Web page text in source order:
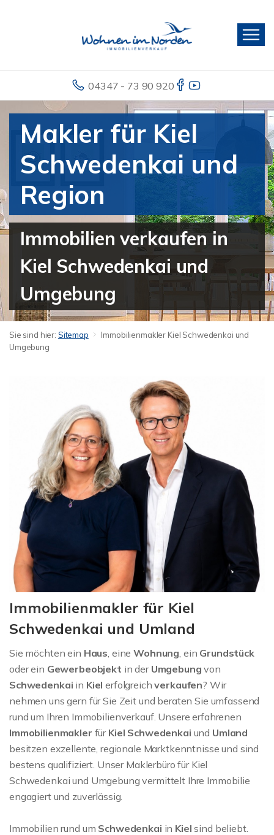
04347 - 73 90 920
Makler für Kiel
Schwedenkai und
Region
Immobilien verkaufen in
Kiel Schwedenkai und
Umgebung
Sie sind hier: Sitemap
Immobilienmakler Kiel Schwedenkai und
Umgebung
Immobilienmakler für Kiel
Schwedenkai und Umland
Sie möchten ein Haus , eineWohnung , ein Grundstück
oder ein Gewerbeobjekt in der Umgebungvon
Schwedenkai in Kielerfolgreichverkaufen? Wir
nehmen uns gern für Sie Zeit und beraten Sie umfassend
rund um Ihren Immobilienverkauf. Unsere erfahrenen
Immobilienmakler für Kiel Schwedenkai und Umland
besitzen exzellente, regionale Marktkenntnisse und sind
bestens qualifiziert. Unser Maklerbüro für Kiel
Schwedenkai und Umgebung vermittelt Ihre Immobilie
engagiert und zuverlässig.
Immobilien rund um Schwedenkai in Kielsind beliebt.